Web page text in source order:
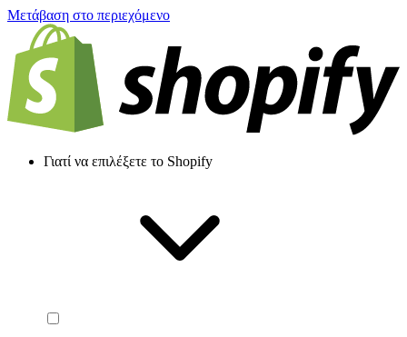
Μετάβαση στο περιεχόμενο
Γιατί να επιλέξετε το Shopify